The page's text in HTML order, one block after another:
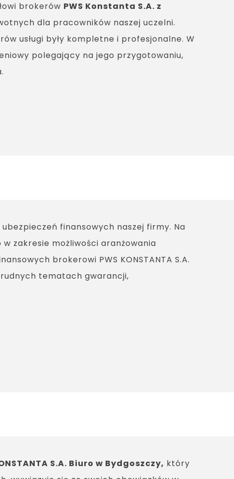
brokerów PWS Konstanta S.A. z
dla pracowników naszej uczelni.
usługi były kompletne i profesjonalne. W
polegający na jego przygotowaniu,
ubezpieczeń finansowych naszej firmy. Na
zakresie możliwości aranżowania
brokerowi PWS KONSTANTA S.A.
tematach gwarancji,
S.A. Biuro w Bydgoszczy, który